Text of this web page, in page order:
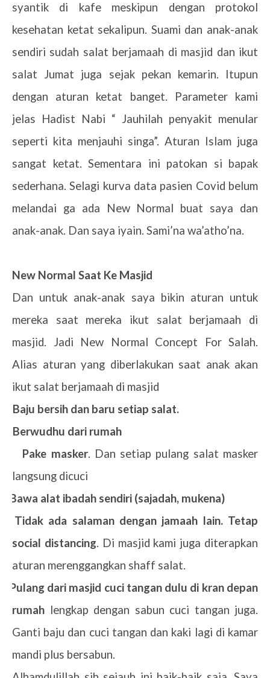
syantik di kafe meskipun dengan protokol
kesehatan ketat sekalipun. Suami dan anak-anak
sendiri sudah salat berjamaah di masjid dan ikut
salat Jumat juga sejak pekan kemarin. Itupun
dengan aturan ketat banget. Parameter kami
jelas Hadist Nabi “ Jauhilah penyakit menular
seperti kita menjauhi singa”. Aturan Islam juga
sangat ketat. Sementara ini patokan si bapak
sederhana. Selagi kurva data pasien Covid belum
melandai ga ada New Normal buat saya dan
anak-anak. Dan saya iyain. Sami’na wa’atho’na.
New Normal Saat Ke Masjid
Dan untuk anak-anak saya bikin aturan untuk
mereka saat mereka ikut salat berjamaah di
masjid. Jadi New Normal Concept For Salah.
Alias aturan yang diberlakukan saat anak akan
ikut salat berjamaah di masjid
Baju bersih dan baru setiap salat.
Berwudhu dari rumah
Pake masker. Dan setiap pulang salat masker
langsung dicuci
Bawa alat ibadah sendiri (sajadah, mukena)
Tidak ada salaman dengan jamaah lain. Tetap
social distancing. Di masjid kami juga diterapkan
aturan merenggangkan shaff salat.
Pulang dari masjid cuci tangan dulu di kran depan
rumah lengkap dengan sabun cuci tangan juga.
Ganti baju dan cuci tangan dan kaki lagi di kamar
mandi plus bersabun.